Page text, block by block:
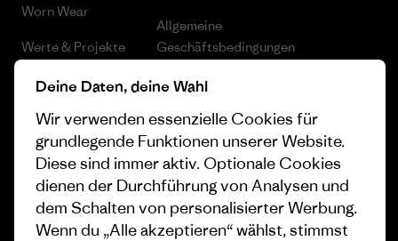
Worn Wear
Werte & Projekte
Progress Report
Business Unusual
Klimaziele
1% For The Planet
Wie wir finanzieren
Allgemeine
Geschäftsbedingungen
Cookie Einstellungen
Karriere
Pressekontakt
Industry program
Affiliate-Programm
Deine Daten, deine Wahl
Wir verwenden essenzielle Cookies für
grundlegende Funktionen unserer Website.
Diese sind immer aktiv. Optionale Cookies
dienen der Durchführung von Analysen und
dem Schalten von personalisierter Werbung.
Wenn du „Alle akzeptieren“ wählst, stimmst